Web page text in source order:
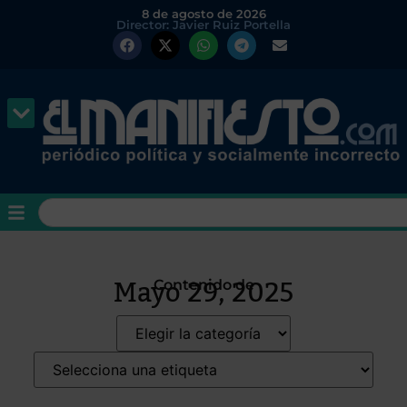
8 de agosto de 2026
Director: Javier Ruiz Portella
Contenido de
Mayo 29, 2025